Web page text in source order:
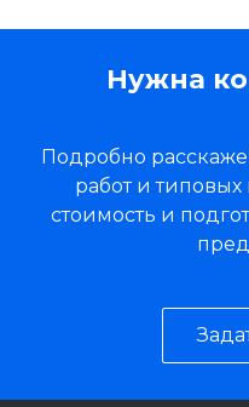
Нужна
Подробно
работ и типовых
стоимость и